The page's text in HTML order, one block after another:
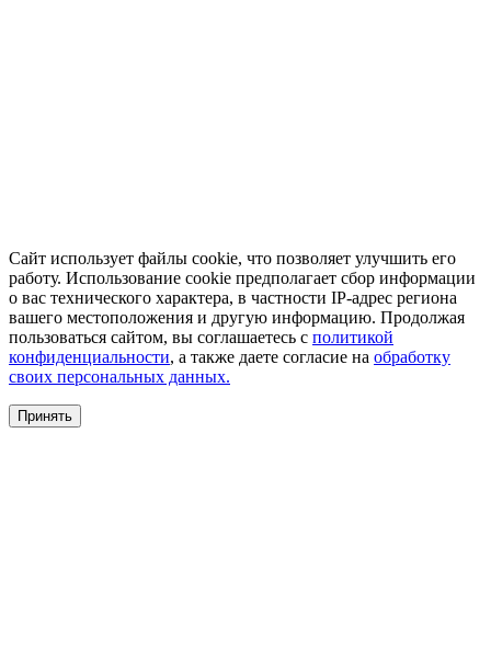
Сайт использует файлы cookie, что позволяет улучшить его
работу. Использование cookie предполагает сбор информации
о вас технического характера, в частности IP-адрес региона
вашего местоположения и другую информацию. Продолжая
пользоваться сайтом, вы соглашаетесь с политикой
конфиденциальности, а также даете согласие на обработку
своих персональных данных.
Принять